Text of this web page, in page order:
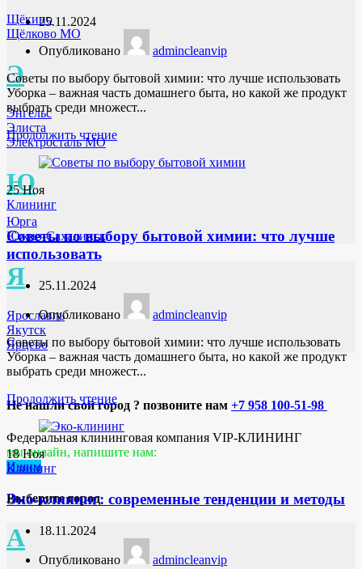
Щёкино
Щёлково МО
Э
Энгельс
Элиста
Электросталь МО
Ю
Юрга
Южно-Сахалинск
Я
Ярославль
Якутск
Ярцево
Не нашли свой город ? позвоните нам +7 958 100-51-98
Федеральная клининговая компания VIP-КЛИНИНГ
мы онлайн, напишите нам:
Ишим
Выберите город
А
25.11.2024
Опубликовано
admincleanvip
Советы по выбору бытовой химии: что лучше использовать
Уборка – важная часть домашнего быта, но какой же продукт
выбрать среди множест...
Продолжить чтение
25Ноя
Клининг
Советы по выбору бытовой химии: что лучше
использовать
25.11.2024
Опубликовано
admincleanvip
Советы по выбору бытовой химии: что лучше использовать
Уборка – важная часть домашнего быта, но какой же продукт
выбрать среди множест...
Продолжить чтение
18Ноя
Клининг
Эко-клининг: современные тенденции и методы
18.11.2024
Опубликовано
admincleanvip